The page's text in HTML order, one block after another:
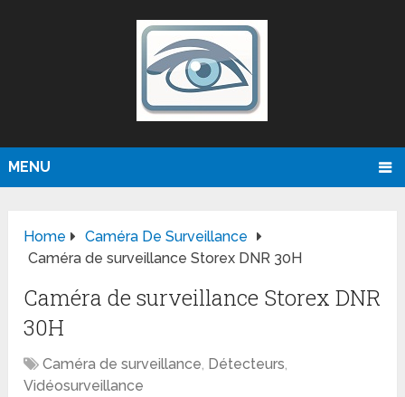
MENU
Home
Caméra De Surveillance
Caméra de surveillance Storex DNR 30H
Caméra de surveillance Storex DNR
30H
Caméra de surveillance, Détecteurs,
Vidéosurveillance